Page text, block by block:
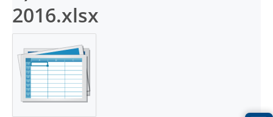
2016.xlsx